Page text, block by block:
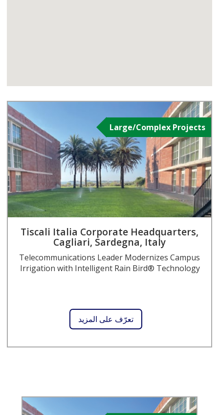
Large/Complex Projects
Tiscali Italia Corporate Headquarters,
Cagliari, Sardegna, Italy
Telecommunications Leader Modernizes Campus
Irrigation with Intelligent Rain Bird® Technology
تعرّف على المزيد